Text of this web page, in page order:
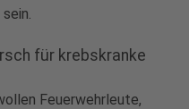
für krebskranke
Feuerwehrleute,